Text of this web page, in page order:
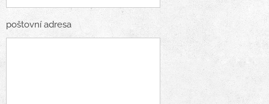
poštovní adresa